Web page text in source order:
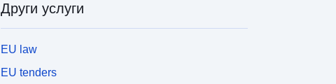
Други услуги
EU law
EU tenders